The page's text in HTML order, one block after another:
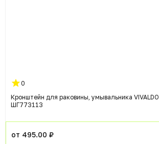
0
Кронштейн для раковины, умывальника VIVALDO
ШГ773113
от 495.00 ₽